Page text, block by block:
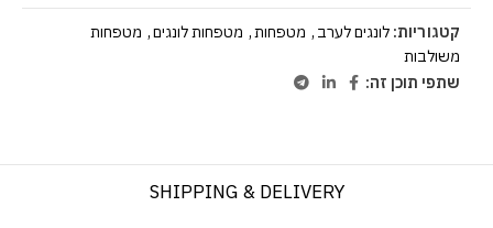
קטגוריות: לונגים לערב , מטפחות, מטפחות לונגים, מטפחות
משולבות
שתפי תוכן זה:
SHIPPING & DELIVERY